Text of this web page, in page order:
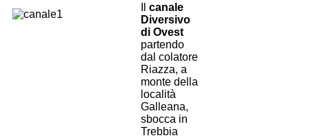
canale
Diversivo
di Ovest
partendo
dal colatore
Riazza, a
monte della
località
Galleana,
sbocca in
Trebbia